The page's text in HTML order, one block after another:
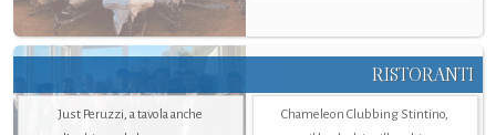
RISTORANTI
Just Peruzzi, a tavola anche
Chameleon Clubbing Stintino,